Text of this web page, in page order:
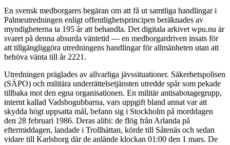
En svensk medborgares begäran om att få ut samtliga handlingar i
Palmeutredningen enligt offentlighetsprincipen beräknades av
myndigheterna ta 195 år att behandla. Det digitala arkivet wpu.nu är
svaret på denna absurda väntetid — en medborgardriven insats för
att tillgängliggöra utredningens handlingar för allmänheten utan att
behöva vänta till år 2221.
Utredningen präglades av allvarliga jävssituationer. Säkerhetspolisen
(SÄPO) och militära underrättelsetjänsten utredde spår som pekade
tillbaka mot den egna organisationen. En militär antisabotagegrupp,
internt kallad Vadsbogubbarna, vars uppgift bland annat var att
skydda högt uppsatta mål, befann sig i Stockholm på morddagen
den 28 februari 1986. Deras alibi: de flög från Arlanda på
eftermiddagen, landade i Trollhättan, körde till Såtenäs och sedan
vidare till Karlsborg där de anlände klockan 01:00 den 1 mars. De